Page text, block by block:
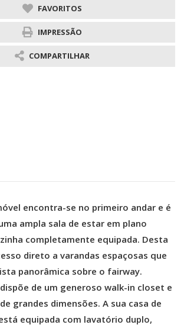
FAVORITOS
IMPRESSÃO
COMPARTILHAR
encontra-se no primeiro andar e é
ampla sala de estar em plano
completamente equipada. Desta
direto a varandas espaçosas que
panorâmica sobre o fairway.
de um generoso walk-in closet e
grandes dimensões. A sua casa de
equipada com lavatório duplo,